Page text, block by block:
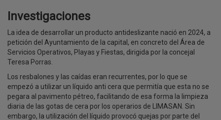
Investigaciones
La idea de desarrollar un producto antideslizante nació en 2024, a
petición del Ayuntamiento de la capital, en concreto del Área de
Servicios Operativos, Playas y Fiestas, dirigida por la concejal
Teresa Porras.
Los resbalones y las caídas eran recurrentes, por lo que se
empezó a utilizar un líquido anti cera que permitía que esta no se
pegara al pavimento pétreo, facilitando de esa forma la limpieza
diaria de las gotas de cera por los operarios de LIMASAN. Sin
embargo, la utilización del líquido provocó quejas por parte del